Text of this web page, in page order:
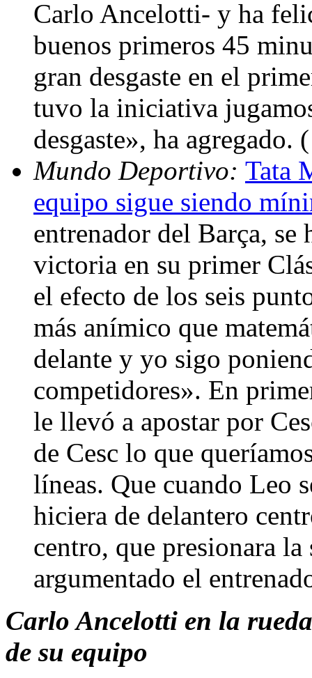
Carlo Ancelotti- y ha
buenos primeros 45
gran desgaste en el
tuvo la iniciativa
desgaste», ha
Mundo Deportivo: Tata
equipo sigue siendo
entrenador del Barça, se
victoria en su primer
el efecto de los seis
más anímico que
delante y yo sigo
competidores». En
le llevó a apostar por
de Cesc lo que
líneas. Que cuando Leo
hiciera de delantero
centro, que presionara
argumentado el
Carlo Ancelotti en la
de su equipo